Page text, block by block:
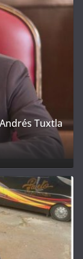
Tuxtla